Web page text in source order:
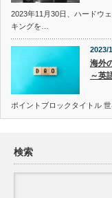
2023年11月30日、ハードウ
キングを…
2023/
海外
～英
ポイントブロックタイトル
検索